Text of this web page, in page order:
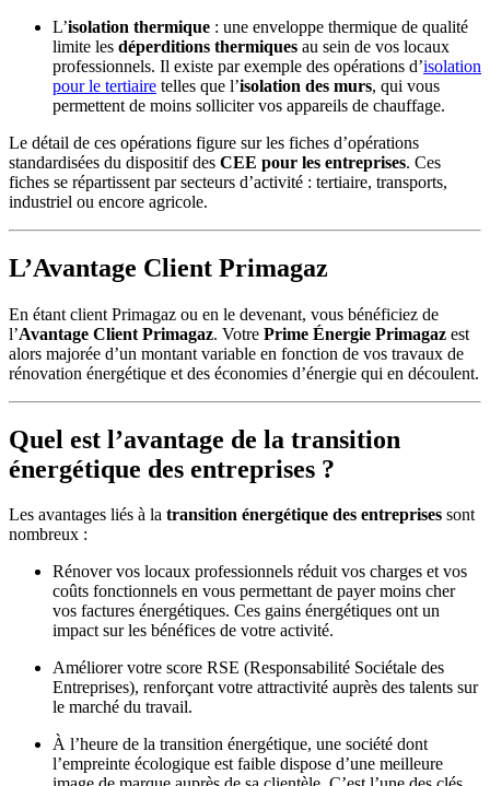
L’isolation thermique : une enveloppe thermique de qualité
limite les déperditions thermiques au sein de vos locaux
professionnels. Il existe par exemple des opérations d’isolation
pour le tertiaire telles que l’isolation des murs, qui vous
permettent de moins solliciter vos appareils de chauffage.
Le détail de ces opérations figure sur les fiches d’opérations
standardisées du dispositif des CEE pour les entreprises. Ces
fiches se répartissent par secteurs d’activité : tertiaire, transports,
industriel ou encore agricole.
L’Avantage Client Primagaz
En étant client Primagaz ou en le devenant, vous bénéficiez de
l’Avantage Client Primagaz. Votre Prime Énergie Primagaz est
alors majorée d’un montant variable en fonction de vos travaux de
rénovation énergétique et des économies d’énergie qui en découlent.
Quel est l’avantage de la transition
énergétique des entreprises ?
Les avantages liés à la transition énergétique des entreprises sont
nombreux :
Rénover vos locaux professionnels réduit vos charges et vos
coûts fonctionnels en vous permettant de payer moins cher
vos factures énergétiques. Ces gains énergétiques ont un
impact sur les bénéfices de votre activité.
Améliorer votre score RSE (Responsabilité Sociétale des
Entreprises), renforçant votre attractivité auprès des talents sur
le marché du travail.
À l’heure de la transition énergétique, une société dont
l’empreinte écologique est faible dispose d’une meilleure